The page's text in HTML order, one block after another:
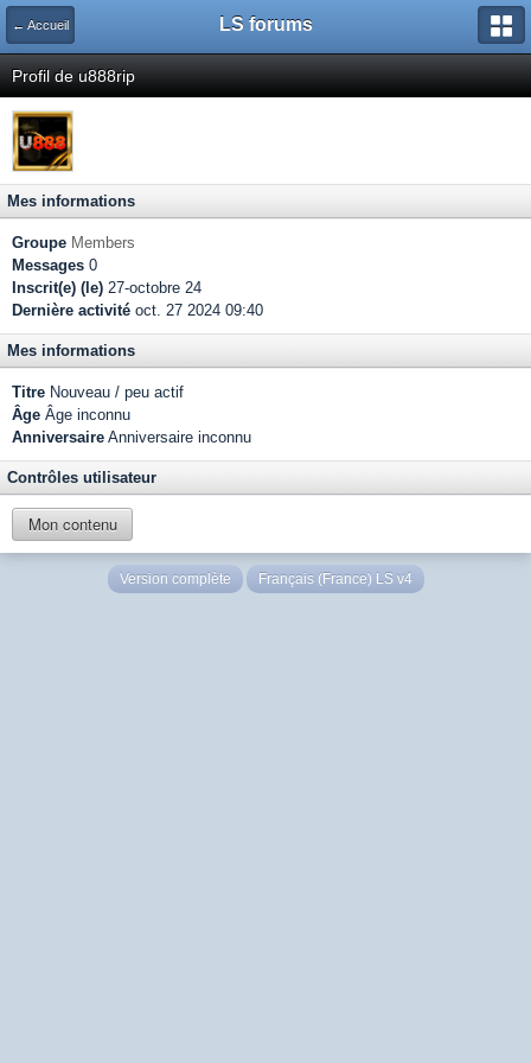
← Accueil LS forums
Profil de u888rip
Mes informations
Groupe Members
Messages 0
Inscrit(e) (le) 27-octobre 24
Dernière activité oct. 27 2024 09:40
Mes informations
Titre Nouveau / peu actif
Âge Âge inconnu
Anniversaire Anniversaire inconnu
Contrôles utilisateur
Mon contenu
Version complète Français (France) LS v4